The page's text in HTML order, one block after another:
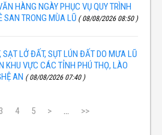
HÀNG NGÀY PHỤC VỤ QUY TRÌNH
SAN TRONG MÙA LŨ ( 08/08/2026 08:50 )
SẠT LỞ ĐẤT, SỤT LÚN ĐẤT DO MƯA LŨ
KHU VỰC CÁC TỈNH PHÚ THỌ, LÀO
AN ( 08/08/2026 07:40 )
3 4 5 > ... >>